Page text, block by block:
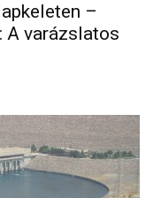
–
A varázslatos